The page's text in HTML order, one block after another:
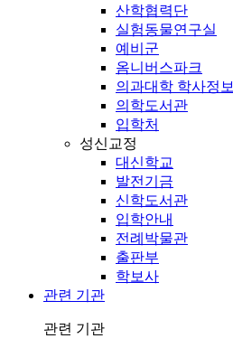
산학협력단
실험동물연구실
예비군
옴니버스파크
의과대학 학사정보
의학도서관
입학처
성신교정
대신학교
발전기금
신학도서관
입학안내
전례박물관
출판부
학보사
관련 기관
관련 기관